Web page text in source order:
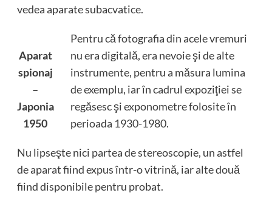
vedea aparate subacvatice.
Aparat
spionaj
–
Japonia
1950
Pentru că fotografia din acele vremuri
nu era digitală, era nevoie şi de alte
instrumente, pentru a măsura lumina
de exemplu, iar în cadrul expoziţiei se
regăsesc şi exponometre folosite în
perioada 1930-1980.
Nu lipseşte nici partea de stereoscopie, un astfel
de aparat fiind expus într-o vitrină, iar alte două
fiind disponibile pentru probat.